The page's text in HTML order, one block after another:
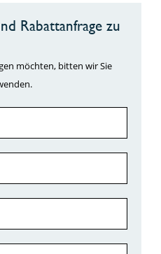
Rabattanfrage zu
möchten, bitten wir Sie